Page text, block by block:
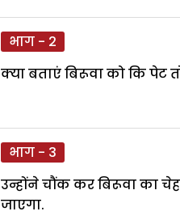
भाग - 2
क्या बताएं बिरूवा को कि पेट
भाग - 3
उन्होंने चौंक कर बिरूवा का
जाएगा.